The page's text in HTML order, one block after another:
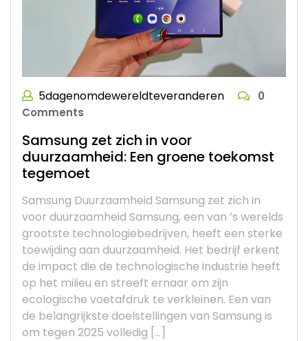
5dagenomdewereldteveranderen
0
Comments
Samsung zet zich in voor
duurzaamheid: Een groene toekomst
tegemoet
Samsung Duurzaamheid Samsung zet zich in
voor duurzaamheid Samsung, een van ’s werelds
grootste technologiebedrijven, heeft een sterke
toewijding aan duurzaamheid. Het bedrijf erkent
de impact die de technologische industrie heeft
op het milieu en streeft ernaar om zijn
ecologische voetafdruk te verkleinen. Een van
de belangrijkste doelstellingen van Samsung is
om tegen 2025 volledig […]